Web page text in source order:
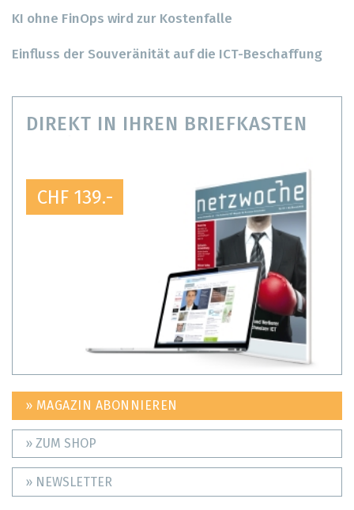
KI ohne FinOps wird zur Kostenfalle
Einfluss der Souveränität auf die ICT-Beschaffung
DIREKT IN IHREN BRIEFKASTEN
CHF 139.-
» MAGAZIN ABONNIEREN
» ZUM SHOP
» NEWSLETTER